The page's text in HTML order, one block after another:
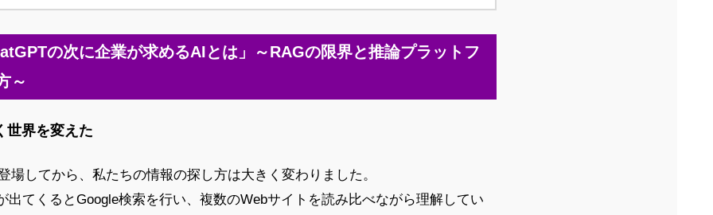
の次に企業が求めるAIとは」～RAGの限界と推論プラットフ
～
世界を変えた
場してから、私たちの情報の探し方は大きく変わりました。
出てくるとGoogle検索を行い、複数のWebサイトを読み比べながら理解してい